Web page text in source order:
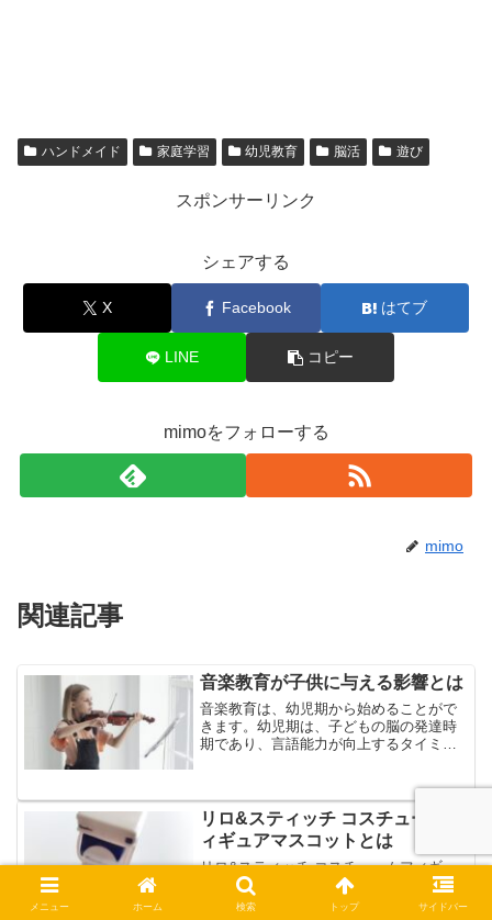
ハンドメイド 家庭学習 幼児教育 脳活 遊び
スポンサーリンク
シェアする
X Facebook はてブ
LINE コピー
mimoをフォローする
mimo
関連記事
音楽教育が子供に与える影響とは
音楽教育は、幼児期から始めることがで
きます。幼児期は、子どもの脳の発達時
期であり、言語能力が向上するタイミン
らです。しかし、音楽教育が子供に与え
る良い影響は、脳の発達を促...
リロ&スティッチ コスチュームフ
ィギュアマスコットとは
リロ&スティッチ コスチュームフィギュ
アマスコットは、ディズニー映画『リロ
＆スティッチ』の名シーンの「スティッ
メニュー ホーム 検索 トップ サイドバー